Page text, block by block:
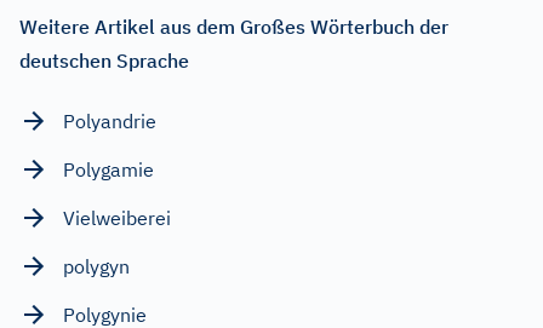
Weitere Artikel aus dem Großes Wörterbuch der
deutschen Sprache
Polyandrie
Polygamie
Vielweiberei
polygyn
Polygynie